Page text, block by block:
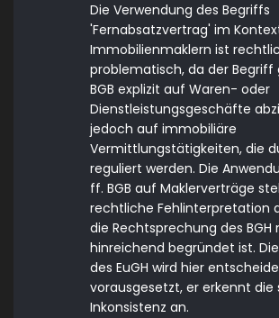
Die Verwendung des Begriffs
'Fernabsatzvertrag' im
Immobilienmaklern ist
problematisch, da der Begriff
BGB explizit auf Waren- oder
Dienstleistungsgeschäfte
jedoch auf immobiliäre
Vermittlungstätigkeiten, die
reguliert werden. Die
ff. BGB auf Maklerverträge
rechtliche Fehlinterpretation
die Rechtsprechung des BGH
hinreichend begründet ist.
des EuGH wird hier
vorausgesetzt, er erkennt
Inkonsistenz an.